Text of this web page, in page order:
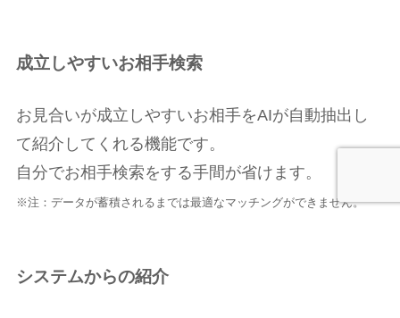
成立しやすいお相手検索
お見合いが成立しやすいお相手をAIが自動抽出し
て紹介してくれる機能です。
自分でお相手検索をする手間が省けます。
※注：データが蓄積されるまでは最適なマッチングができません。
システムからの紹介